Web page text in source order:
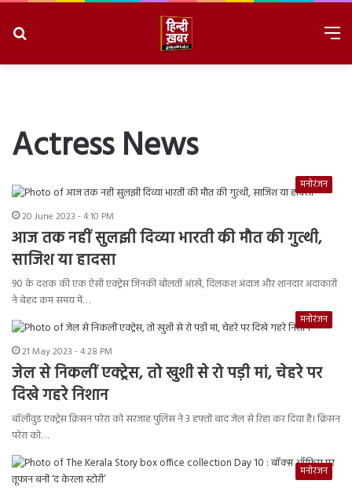
Actress News
मनोरंजन
20 June 2023 - 4:10 PM
आज तक नहीं सुलझी दिव्या भारती की मौत की गुत्थी,
साजिश या हादसा
90 के दशक की एक ऐसी एक्ट्रेस जिनकी बोलती आंखें, दिलकश अंदाज और शानदार अदाकारी
ने बेहद कम समय में…
मनोरंजन
21 May 2023 - 4:28 PM
जेल से निकलीं एक्ट्रेस, तो खुशी से रो पड़ी मां, चेहरे पर
दिखे गहरे निशान
बॉलीवुड एक्ट्रेस क्रिसन परेरा को सरजाह पुलिस ने 3 हफ्तों बाद जेल से रिहा कर दिया है। क्रिसन
परेरा को…
मनोरंजन